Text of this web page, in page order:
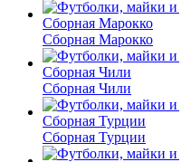
Сборная Марокко
Сборная Чили
Сборная Турции